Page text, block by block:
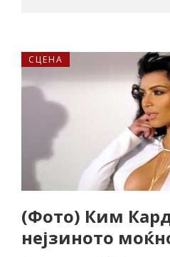
СЦЕНА
(Фото) Ким
нејзиното